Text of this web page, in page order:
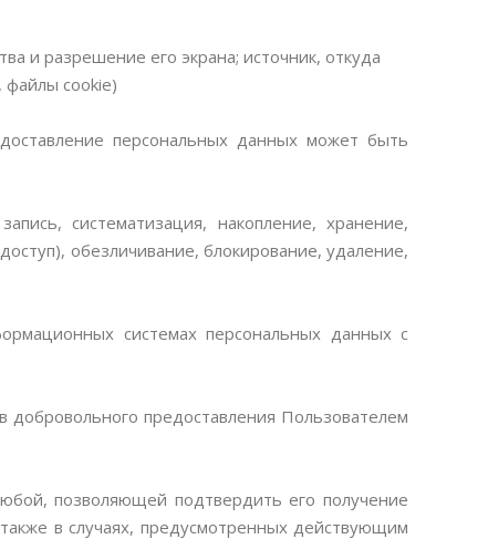
и разрешение его экрана; источник, откуда
файлы cookie)
персональных данных может быть
систематизация, накопление, хранение,
обезличивание, блокирование, удаление,
системах персональных данных с
предоставления Пользователем
позволяющей подтвердить его получение
в случаях, предусмотренных действующим